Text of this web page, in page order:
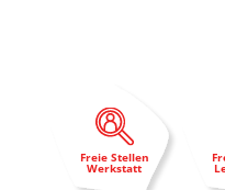
Freie Stellen
Werkstatt